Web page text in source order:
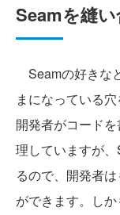
Seamを縫
Seamの好きな
まになっている
開発者がコード
理していますが
るので、開発者
ができます。し